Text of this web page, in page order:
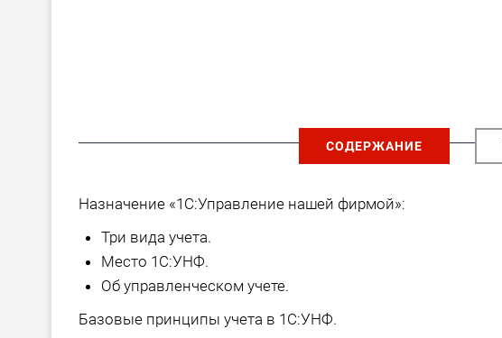
СОДЕРЖАНИЕ
Назначение «1С:Управление нашей фирмой»:
Три вида учета.
Место 1С:УНФ.
Об управленческом учете.
Базовые принципы учета в 1С:УНФ.